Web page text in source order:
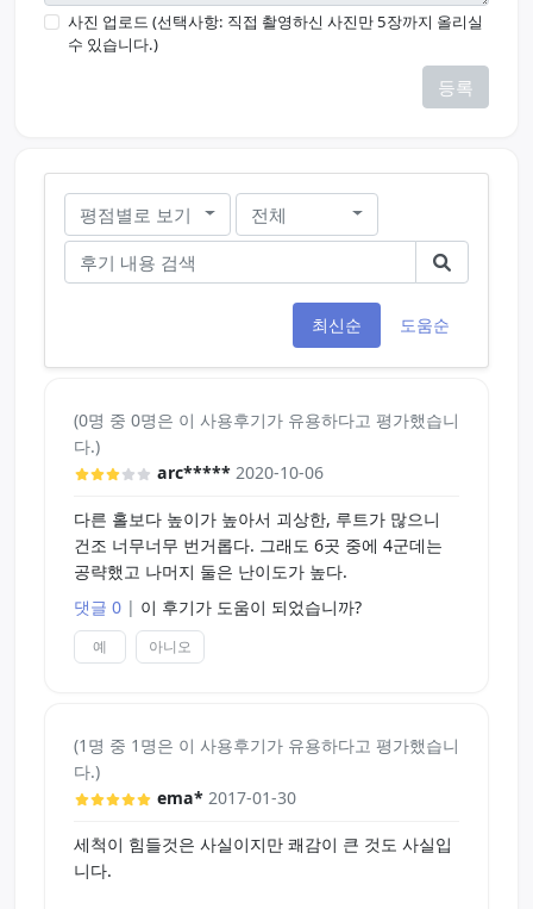
사진 업로드 (선택사항: 직접 촬영하신 사진만 5장까지 올리실
수 있습니다.)
등록
평점별로 보기 전체
최신순 도움순
(0명 중 0명은 이 사용후기가 유용하다고 평가했습니
다.)
arc***** 2020-10-06
다른 홀보다 높이가 높아서 괴상한, 루트가 많으니
건조 너무너무 번거롭다. 그래도 6곳 중에 4군데는
공략했고 나머지 둘은 난이도가 높다.
댓글 0 | 이 후기가 도움이 되었습니까?
예 아니오
(1명 중 1명은 이 사용후기가 유용하다고 평가했습니
다.)
ema* 2017-01-30
세척이 힘들것은 사실이지만 쾌감이 큰 것도 사실입
니다.